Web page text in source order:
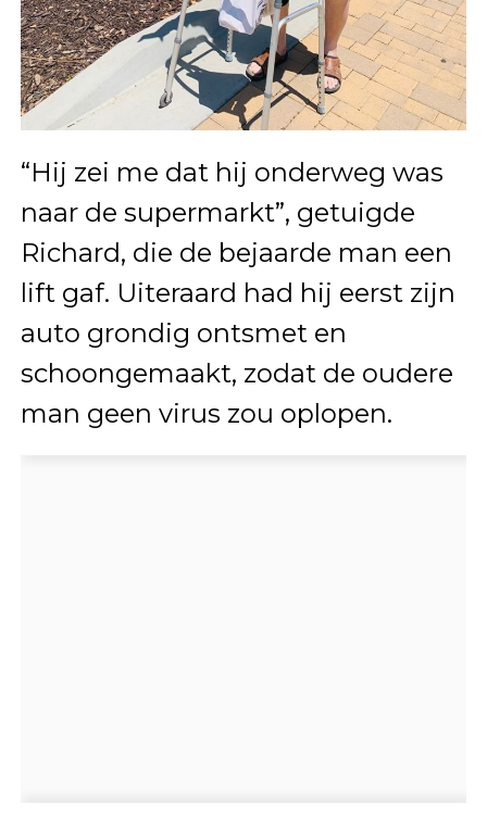
“Hij zei me dat hij onderweg was
naar de supermarkt”, getuigde
Richard, die de bejaarde man een
lift gaf. Uiteraard had hij eerst zijn
auto grondig ontsmet en
schoongemaakt, zodat de oudere
man geen virus zou oplopen.